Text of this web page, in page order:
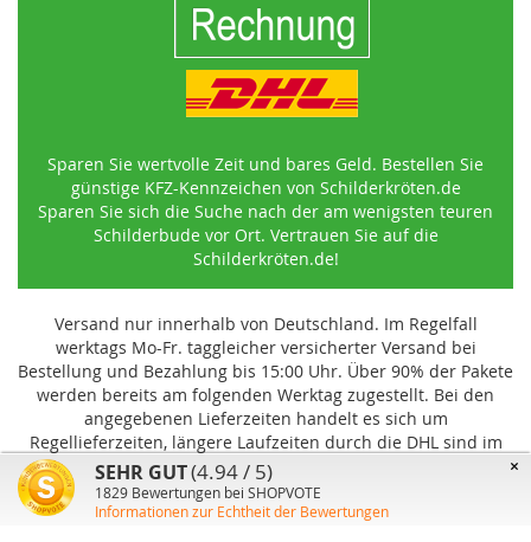
Sparen Sie wertvolle Zeit und bares Geld. Bestellen Sie
günstige KFZ-Kennzeichen von Schilderkröten.de
Sparen Sie sich die Suche nach der am wenigsten teuren
Schilderbude vor Ort. Vertrauen Sie auf die
Schilderkröten.de!
Versand nur innerhalb von Deutschland. Im Regelfall
werktags Mo-Fr. taggleicher versicherter Versand bei
Bestellung und Bezahlung bis 15:00 Uhr. Über 90% der Pakete
werden bereits am folgenden Werktag zugestellt. Bei den
angegebenen Lieferzeiten handelt es sich um
Regellieferzeiten, längere Laufzeiten durch die DHL sind im
Einzelfall möglich und können von uns nicht beeinflusst
werden.
×
SEHR GUT(4.94 / 5)
1829 Bewertungen bei SHOPVOTE
Informationen zur Echtheit der Bewertungen